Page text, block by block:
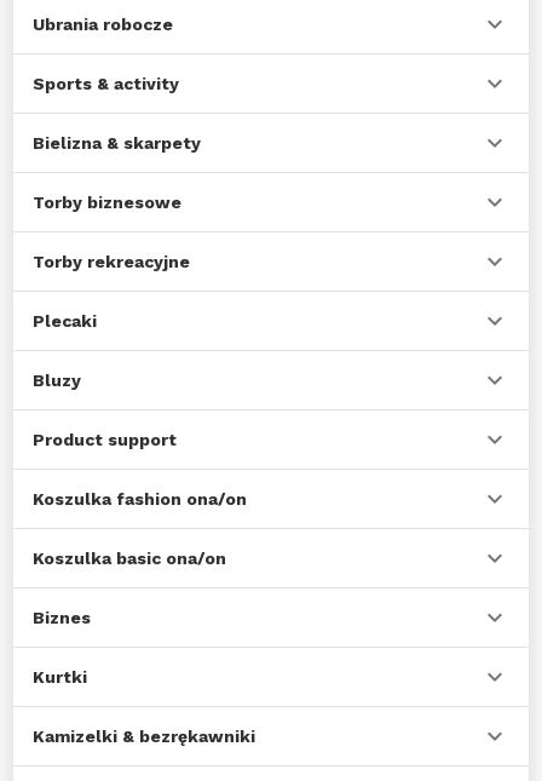
Ubrania robocze
Sports & activity
Bielizna & skarpety
Torby biznesowe
Torby rekreacyjne
Plecaki
Bluzy
Product support
Koszulka fashion ona/on
Koszulka basic ona/on
Biznes
Kurtki
Kamizelki & bezrękawniki